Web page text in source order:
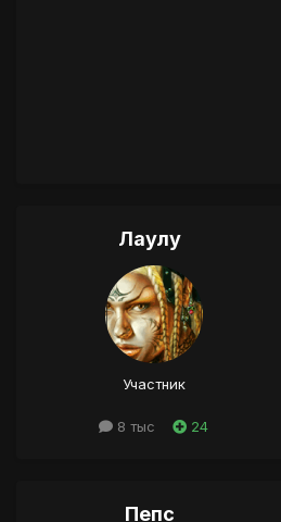
Лаулу
Участник
8 тыс 24
Пепс